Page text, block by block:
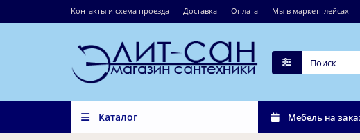
Контакты и схема проезда Доставка Оплата Мы в маркетплейсах
Каталог Мебель на